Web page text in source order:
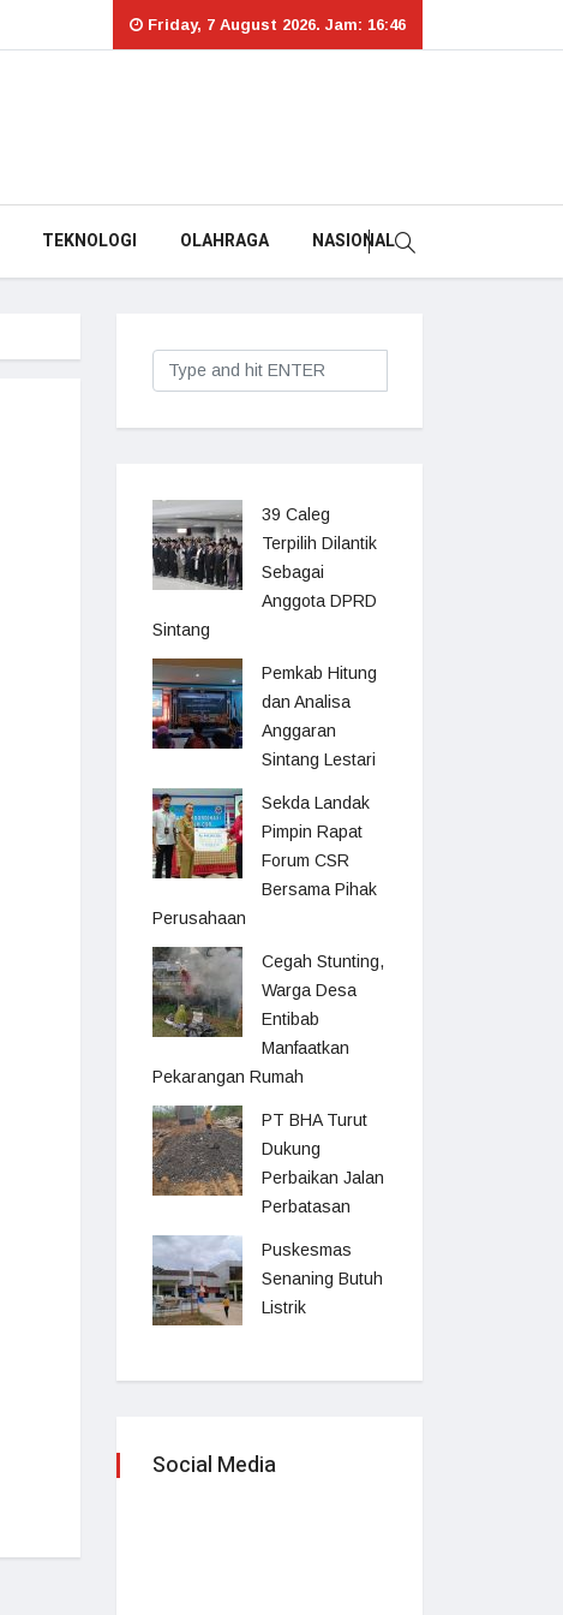
Friday, 7 August 2026. Jam: 16:46
TEKNOLOGI OLAHRAGA NASIONAL
39 Caleg
Terpilih Dilantik
Sebagai
Anggota DPRD
Sintang
Pemkab Hitung
dan Analisa
Anggaran
Sintang Lestari
Sekda Landak
Pimpin Rapat
Forum CSR
Bersama Pihak
Perusahaan
Cegah Stunting,
Warga Desa
Entibab
Manfaatkan
Pekarangan Rumah
PT BHA Turut
Dukung
Perbaikan Jalan
Perbatasan
Puskesmas
Senaning Butuh
Listrik
Social Media